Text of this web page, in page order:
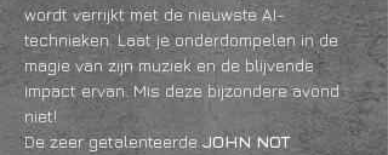
wordt verrijkt met de nieuwste AI-
technieken. Laat je onderdompelen in de
magie van zijn muziek en de blijvende
impact ervan. Mis deze bijzondere avond
niet!
De zeer getalenteerde JOHN NOT